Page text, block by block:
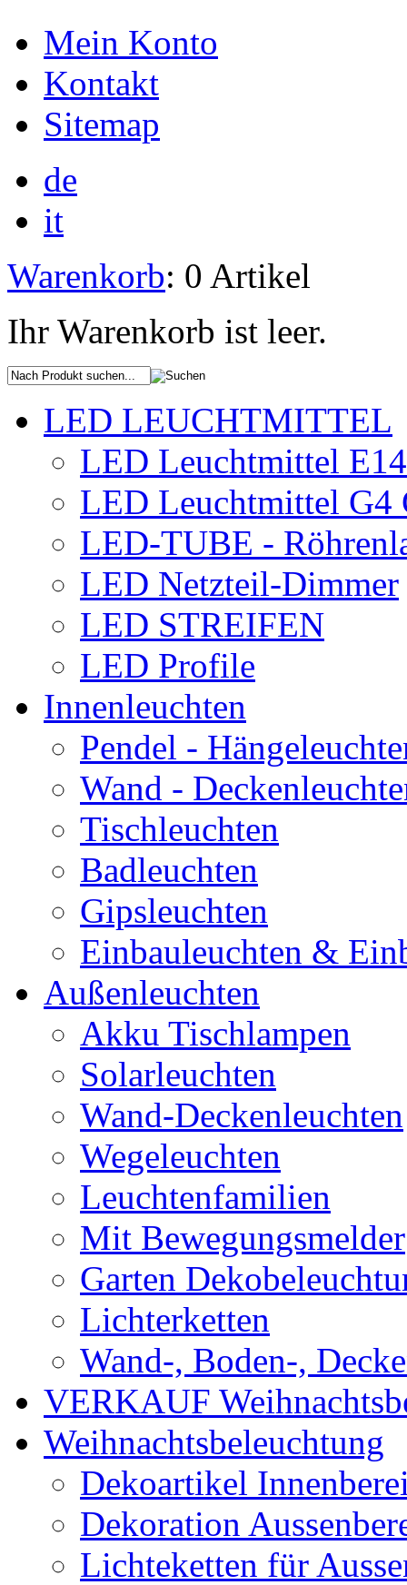
Mein Konto
Kontakt
Sitemap
de
it
Warenkorb: 0 Artikel
Ihr Warenkorb ist leer.
LED LEUCHTMITTEL
LED Leuchtmittel
LED Leuchtmittel G4
LED-TUBE -
LED Netzteil-Dimmer
LED STREIFEN
LED Profile
Innenleuchten
Pendel -
Wand -
Tischleuchten
Badleuchten
Gipsleuchten
Einbauleuchten &
Außenleuchten
Akku Tischlampen
Solarleuchten
Wand-Deckenleuchten
Wegeleuchten
Leuchtenfamilien
Mit Bewegungsmelder
Garten
Lichterketten
Wand-, Boden-,
VERKAUF
Weihnachtsbeleuchtung
Dekoartikel
Dekoration
Lichteketten für